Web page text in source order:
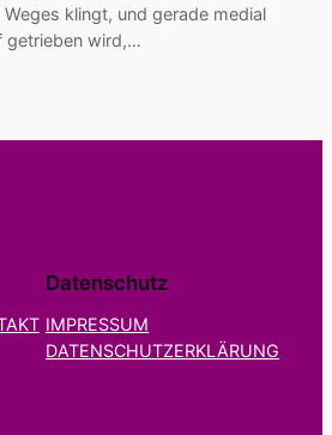
Weges klingt, und gerade medial
getrieben wird,…
Datenschutz
IMPRESSUM
DATENSCHUTZERKLÄRUNG